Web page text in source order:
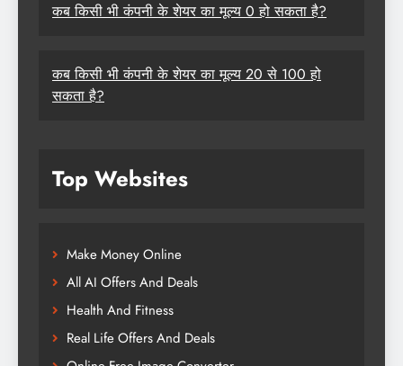
कब किसी भी कंपनी के शेयर का मूल्य 0 हो सकता है?
कब किसी भी कंपनी के शेयर का मूल्य 20 से 100 हो
सकता है?
Top Websites
Make Money Online
All AI Offers And Deals
Health And Fitness
Real Life Offers And Deals